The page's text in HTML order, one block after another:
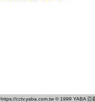
https://cctv.yaba.com.tw © 1999 YABA 亞